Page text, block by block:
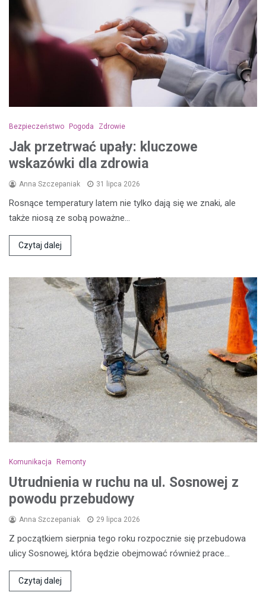
Bezpieczeństwo Pogoda Zdrowie
Jak przetrwać upały: kluczowe
wskazówki dla zdrowia
Anna Szczepaniak 31 lipca 2026
Rosnące temperatury latem nie tylko dają się we znaki, ale
także niosą ze sobą poważne…
Czytaj dalej
Komunikacja Remonty
Utrudnienia w ruchu na ul. Sosnowej z
powodu przebudowy
Anna Szczepaniak 29 lipca 2026
Z początkiem sierpnia tego roku rozpocznie się przebudowa
ulicy Sosnowej, która będzie obejmować również prace…
Czytaj dalej